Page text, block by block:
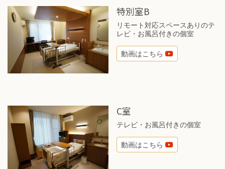
特別室B
リモート対応スペースありのテ
レビ・お風呂付きの個室
動画はこちら
C室
テレビ・お風呂付きの個室
動画はこちら